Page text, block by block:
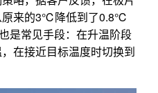
原来的3℃降低到了0.8℃
是常见手段：在升温阶段
在接近目标温度时切换到